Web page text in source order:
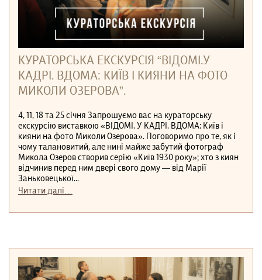
КУРАТОРСЬКА ЕКСКУРСІЯ “ВІДОМІ.У
КАДРІ. ВДОМА: КИЇВ І КИЯНИ НА ФОТО
МИКОЛИ ОЗЕРОВА”.
4, 11, 18 та 25 січня Запрошуємо вас на кураторську
екскурсію виставкою «ВІДОМІ. У КАДРІ. ВДОМА: Київ і
кияни на фото Миколи Озерова». Поговоримо про те, як і
чому талановитий, але нині майже забутий фотограф
Микола Озеров створив серію «Київ 1930 року»; хто з киян
відчинив перед ним двері свого дому — від Марії
Заньковецької...
Читати далі…